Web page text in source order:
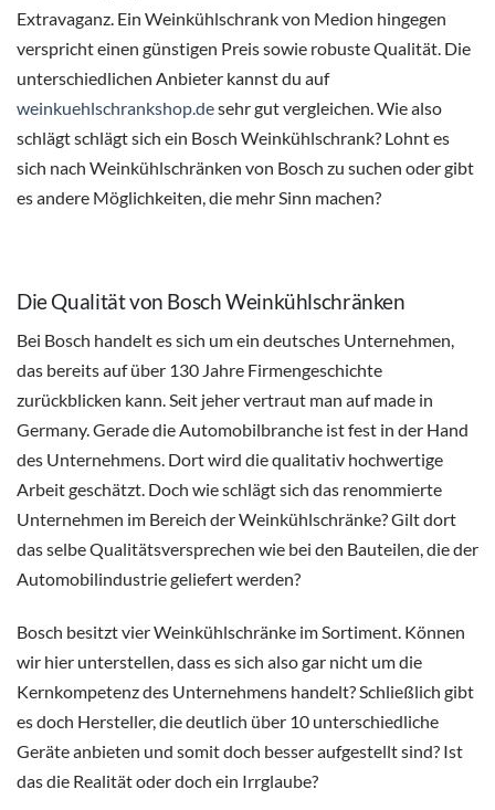
Extravaganz. Ein Weinkühlschrank von Medion hingegen
verspricht einen günstigen Preis sowie robuste Qualität. Die
unterschiedlichen Anbieter kannst du auf
weinkuehlschrankshop.desehr gut vergleichen. Wie also
schlägt schlägt sich ein Bosch Weinkühlschrank? Lohnt es
sich nach Weinkühlschränken von Bosch zu suchen oder gibt
es andere Möglichkeiten, die mehr Sinn machen?
Die Qualität von Bosch Weinkühlschränken
Bei Bosch handelt es sich um ein deutsches Unternehmen,
das bereits auf über 130 Jahre Firmengeschichte
zurückblicken kann. Seit jeher vertraut man auf made in
Germany. Gerade die Automobilbranche ist fest in der Hand
des Unternehmens. Dort wird die qualitativ hochwertige
Arbeit geschätzt. Doch wie schlägt sich das renommierte
Unternehmen im Bereich der Weinkühlschränke? Gilt dort
das selbe Qualitätsversprechen wie bei den Bauteilen, die der
Automobilindustrie geliefert werden?
Bosch besitzt vierWeinkühlschränke im Sortiment. Können
wir hier unterstellen, dass es sich also gar nicht um die
Kernkompetenz des Unternehmens handelt? Schließlich gibt
es doch Hersteller, die deutlich über 10 unterschiedliche
Geräte anbieten und somit doch besser aufgestellt sind? Ist
das die Realität oder doch ein Irrglaube?